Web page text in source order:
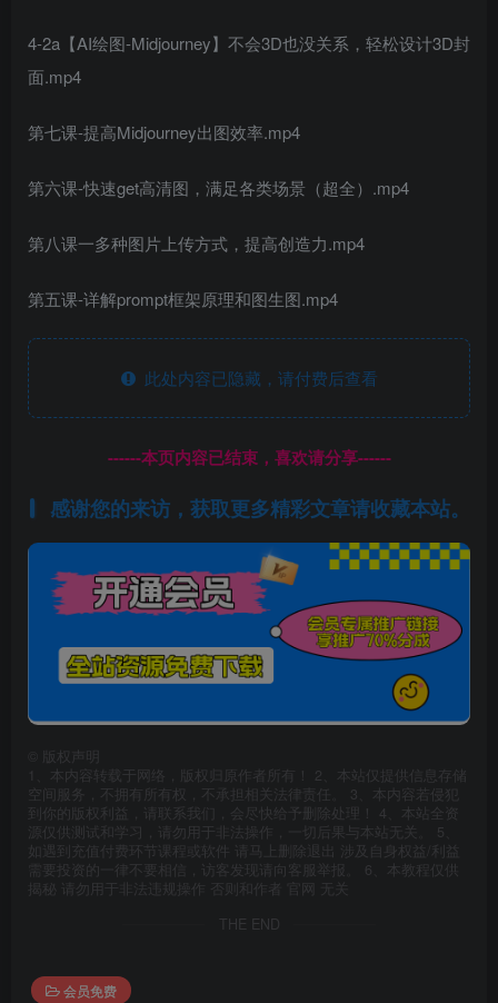
4-2a【AI绘图-Midjourney】不会3D也没关系，轻松设计3D封
面.mp4
第七课-提高Midjourney出图效率.mp4
第六课-快速get高清图，满足各类场景（超全）.mp4
第八课一多种图片上传方式，提高创造力.mp4
第五课-详解prompt框架原理和图生图.mp4
此处内容已隐藏，请付费后查看
------本页内容已结束，喜欢请分享------
感谢您的来访，获取更多精彩文章请收藏本站。
版权声明
1、本内容转载于网络，版权归原作者所有！ 2、本站仅提供信息存储
空间服务，不拥有所有权，不承担相关法律责任。 3、本内容若侵犯
到你的版权利益，请联系我们，会尽快给予删除处理！ 4、本站全资
源仅供测试和学习，请勿用于非法操作，一切后果与本站无关。 5、
如遇到充值付费环节课程或软件 请马上删除退出 涉及自身权益/利益
需要投资的一律不要相信，访客发现请向客服举报。 6、本教程仅供
揭秘 请勿用于非法违规操作 否则和作者 官网 无关
THE END
会员免费